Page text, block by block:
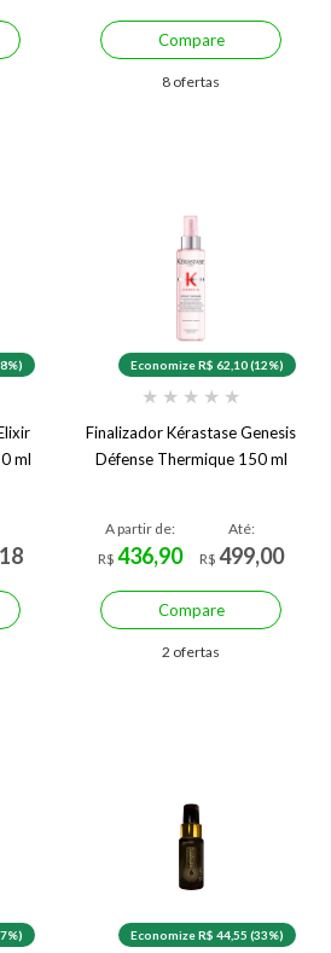
Compare
8 ofertas
ml
Economize R$ 62,10 (12%)
★ ★ ★ ★ ★
Finalizador Kérastase Genesis
Défense Thermique 150 ml
A partir de:
R$ 436,90
Até:
R$499,00
Compare
2 ofertas
Economize R$ 44,55 (33%)